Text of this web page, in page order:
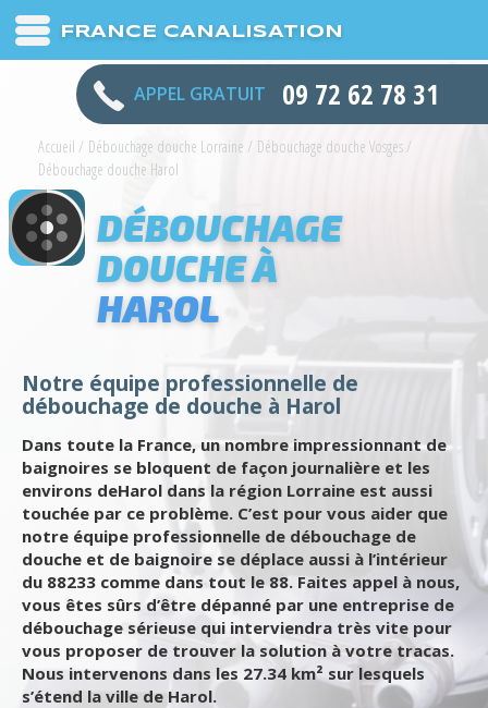
FRANCE CANALISATION
APPEL GRATUIT 09 72 62 78 31
Accueil / Débouchage douche Lorraine / Débouchage douche Vosges /
Débouchage douche Harol
DÉBOUCHAGE
DOUCHE À
HAROL
Notre équipe professionnelle de
débouchage de douche à Harol
Dans toute la France, un nombre impressionnant de
baignoires se bloquent de façon journalière et les
environs deHarol dans la région Lorraine est aussi
touchée par ce problème. C’est pour vous aider que
notre équipe professionnelle de débouchage de
douche et de baignoire se déplace aussi à l’intérieur
du 88233 comme dans tout le 88. Faites appel à nous,
vous êtes sûrs d’être dépanné par une entreprise de
débouchage sérieuse qui interviendra très vite pour
vous proposer de trouver la solution à votre tracas.
Nous intervenons dans les 27.34 km² sur lesquels
s’étend la ville de Harol.